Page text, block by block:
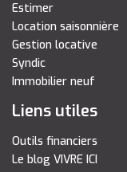
Estimer
Location saisonnière
Gestion locative
Syndic
Immobilier neuf
Liens utiles
Outils financiers
Le blog VIVRE ICI